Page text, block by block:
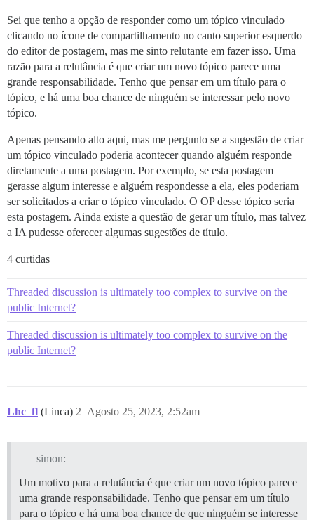
Sei que tenho a opção de responder como um tópico vinculado
clicando no ícone de compartilhamento no canto superior esquerdo
do editor de postagem, mas me sinto relutante em fazer isso. Uma
razão para a relutância é que criar um novo tópico parece uma
grande responsabilidade. Tenho que pensar em um título para o
tópico, e há uma boa chance de ninguém se interessar pelo novo
tópico.
Apenas pensando alto aqui, mas me pergunto se a sugestão de criar
um tópico vinculado poderia acontecer quando alguém responde
diretamente a uma postagem. Por exemplo, se esta postagem
gerasse algum interesse e alguém respondesse a ela, eles poderiam
ser solicitados a criar o tópico vinculado. O OP desse tópico seria
esta postagem. Ainda existe a questão de gerar um título, mas talvez
a IA pudesse oferecer algumas sugestões de título.
4 curtidas
Threaded discussion is ultimately too complex to survive on the
public Internet?
Threaded discussion is ultimately too complex to survive on the
public Internet?
Lhc_fl (Linca) Agosto 25, 2023, 2:52am
2
simon:
Um motivo para a relutância é que criar um novo tópico parece
uma grande responsabilidade. Tenho que pensar em um título
para o tópico e há uma boa chance de que ninguém se interesse